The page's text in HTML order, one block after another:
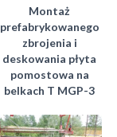
Montaż
prefabrykowanego
zbrojenia i
deskowania płyta
pomostowa na
belkach T MGP-3